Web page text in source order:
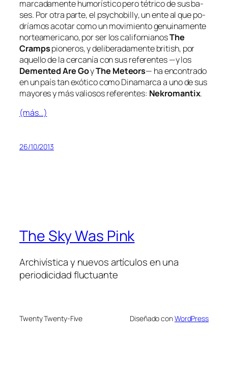
mar­ca­da­men­te hu­mo­rís­ti­co pe­ro té­tri­co de sus ba­
ses. Por otra par­te, el psy­cho­billy, un en­te al que po­
dría­mos aco­tar co­mo un mo­vi­mien­to ge­nui­na­men­te
nor­te­ame­ri­cano, por ser los ca­li­for­nia­nosThe
Crampspio­ne­ros, y de­li­be­ra­da­men­tebri­tish, por
aque­llo de la cer­ca­nía con sus re­fe­ren­tes —y los
Demented Are GoyThe Meteors— ha en­con­tra­do
en un país tan exó­ti­co co­mo Dinamarca a uno de sus
ma­yo­res y más va­lio­sos re­fe­ren­tes: Nekromantix.
(más…)
26/10/2013
The Sky Was Pink
Archivística y nuevos artículos en una
periodicidad fluctuante
Twenty Twenty-Five Diseñado conWordPress